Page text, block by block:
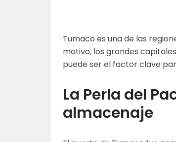
Tumaco es una de las
motivo, los grandes
puede ser el factor clave
La Perla del
almacenaje